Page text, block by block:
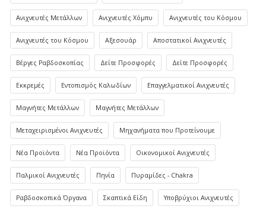
Ανιχνευτές Μετάλλων Ανιχνευτές Χόμπυ Ανιχνευτές του Κόσμου
Ανιχνευτές του Κόσμου Αξεσουάρ Αποστατικοί Ανιχνευτές
Βέργες Ραβδοσκοπίας Δείτε Προσφορές Δείτε Προσφορές
Εκκρεμές Εντοπισμός Καλωδίων Επαγγελματικοί Ανιχνευτές
Μαγνήτες Μετάλλων Μαγνήτες Μετάλλων
Μεταχειρισμένοι Ανιχνευτές Μηχανήματα που Προτείνουμε
Νέα Προϊόντα Νέα Προϊόντα Οικονομικοί Ανιχνευτές
Παλμικοί Ανιχνευτές Πηνία Πυραμίδες - Chakra
Ραβδοσκοπικά Όργανα Σκαπτικά Είδη Υποβρύχιοι Ανιχνευτές